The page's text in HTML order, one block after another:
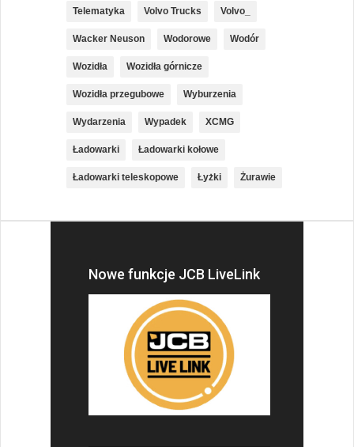
Telematyka Volvo Trucks Volvo_
Wacker Neuson Wodorowe Wodór
Wozidła Wozidła górnicze
Wozidła przegubowe Wyburzenia
Wydarzenia Wypadek XCMG
Ładowarki Ładowarki kołowe
Ładowarki teleskopowe Łyżki Żurawie
Nowe funkcje JCB LiveLink